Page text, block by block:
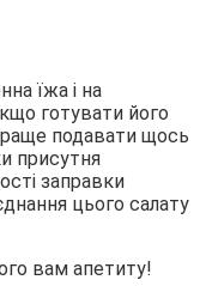
їжа і на
готувати його
подавати щось
присутня
заправки
цього салату
вам апетиту!